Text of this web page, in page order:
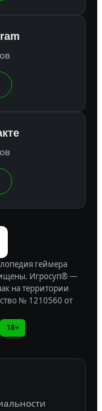
геймера
Игросуп® —
на территории
№ 1210560 от
18+